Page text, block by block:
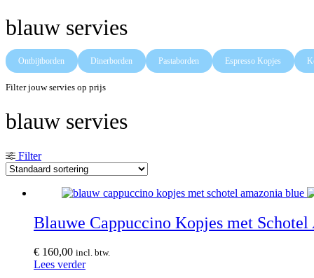
blauw servies
Ontbijtborden Dinerborden Pastaborden Espresso Kopjes
Filter jouw servies op prijs
blauw servies
Filter
Blauwe Cappuccino Kopjes met
€ 160,00 incl. btw.
Lees verder